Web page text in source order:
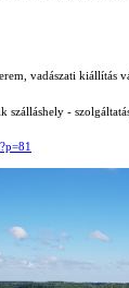
vadászati kiállítás
szálláshely -